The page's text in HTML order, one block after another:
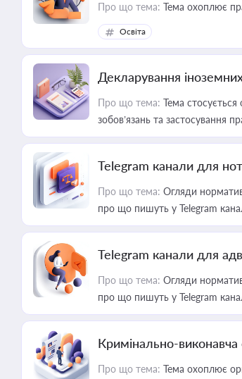
Про що тема: Тема охоплює
Освіта
Декларування
Про що тема: Тема
зобов’язань та застосування
Telegram канали для
Про що тема: Огляди
про що пишуть у Telegram
Telegram канали для
Про що тема: Огляди
про що пишуть у Telegram
Кримінально-виконавча
Про що тема: Тема охоплює